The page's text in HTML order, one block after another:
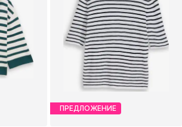
ПРЕДЛОЖЕНИЕ